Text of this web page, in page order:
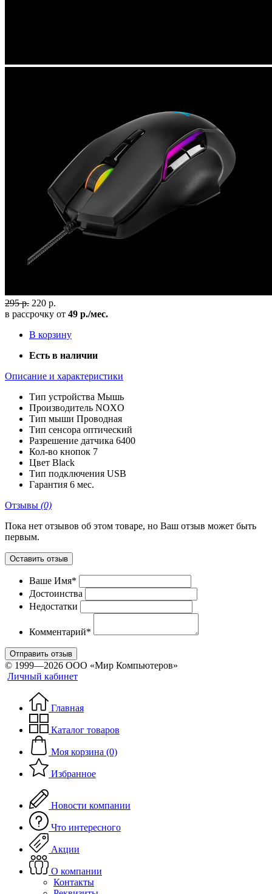
295 р. 220 р.
в рассрочку от 49 р./мес.
В корзину
Есть в наличии
Описание и характеристики
Тип устройства Мышь
Производитель NOXO
Тип мыши Проводная
Тип сенсора оптический
Разрешение датчика 6400
Кол-во кнопок 7
Цвет Black
Тип подключения USB
Гарантия 6 мес.
Отзывы (0)
Пока нет отзывов об этом товаре, но Ваш отзыв может быть
первым.
Оставить отзыв
Ваше Имя*
Достоинства
Недостатки
Комментарий*
Отправить отзыв
© 1999—2026 ООО «Мир Компьютеров»
Личный кабинет
Главная
Каталог товаров
Моя корзина (0)
Избранное
Новости компании
Что интересного
Акции
О компании
Контакты